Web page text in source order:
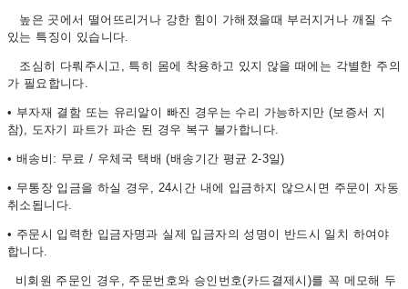
높은 곳에서 떨어뜨리거나 강한 힘이 가해졌을때 부러지거나 깨질 수
있는 특징이 있습니다.
조심히 다뤄주시고, 특히 몸에 착용하고 있지 않을 때에는 각별한 주의
가 필요합니다.
• 부자재 결함 또는 유리알이 빠진 경우는 수리 가능하지만 (보증서 지
참), 도자기 파트가 파손 된 경우 복구 불가합니다.
• 배송비: 무료 / 우체국 택배 (배송기간 평균 2-3일)
• 무통장 입금을 하실 경우, 24시간 내에 입금하지 않으시면 주문이 자동
취소됩니다.
• 주문시 입력한 입금자명과 실제 입금자의 성명이 반드시 일치 하여야
합니다.
비회원 주문인 경우, 주문번호와 승인번호(카드결제시)를 꼭 메모해 두